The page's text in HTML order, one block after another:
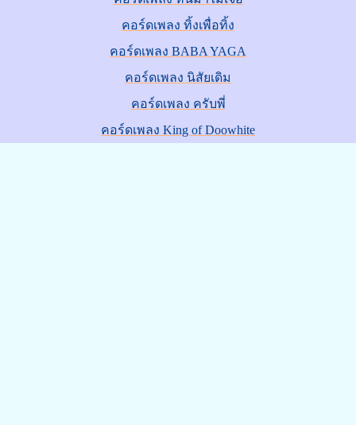
คอร์ดเพลง ทิ้งเพื่อทิ้ง
คอร์ดเพลง BABA YAGA
คอร์ดเพลง นิสัยเดิม
คอร์ดเพลง ครับพี่
คอร์ดเพลง King of Doowhite